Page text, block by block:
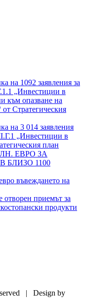
на 1092 заявления за
„Инвестиции в
към опазване на
Стратегическия
на 3 014 заявления
„Инвестиции в
план
ЕВРО ЗА
1100
въвеждането на
приемът за
продукти
| Design by